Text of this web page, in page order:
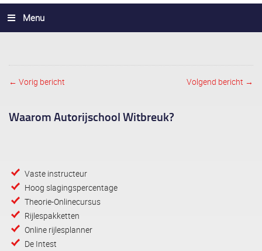
Menu
Post navigation
← Vorig bericht Volgend bericht →
Waarom Autorijschool Witbreuk?
Vaste instructeur
Hoog slagingspercentage
Theorie-Onlinecursus
Rijlespakketten
Online rijlesplanner
De Intest